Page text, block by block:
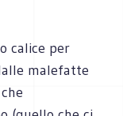
calice per
malefatte